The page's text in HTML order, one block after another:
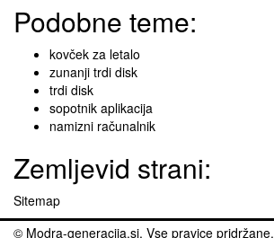
Podobne teme:
kovček za letalo
zunanji trdi disk
trdi disk
sopotnik aplikacija
namizni računalnik
Zemljevid strani:
Sitemap
© Modra-generacija.si. Vse pravice pridržane.